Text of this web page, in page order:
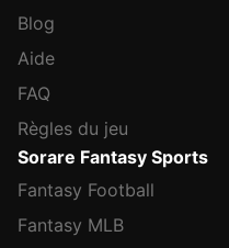
Blog
Aide
FAQ
Règles du jeu
Sorare Fantasy Sports
Fantasy Football
Fantasy MLB